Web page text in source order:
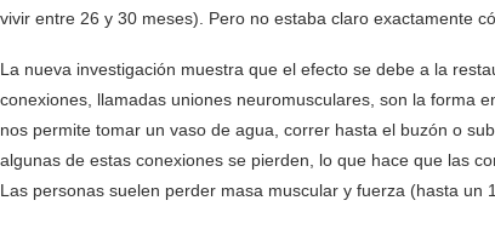
vivir entre 26 y 30 meses). Pero no estaba claro exactamente
La nueva investigación muestra que el efecto se debe a la
conexiones, llamadas uniones neuromusculares, son la forma
nos permite tomar un vaso de agua, correr hasta el buzón o
algunas de estas conexiones se pierden, lo que hace que las
Las personas suelen perder masa muscular y fuerza (hasta un